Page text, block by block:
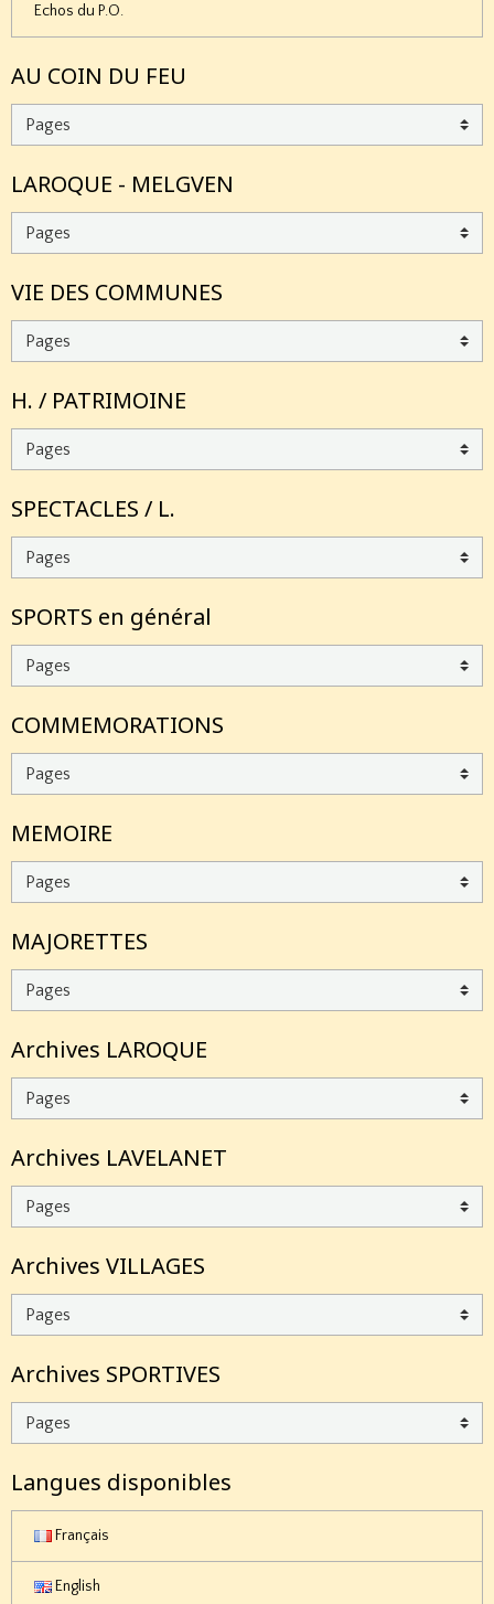
Echos du P.O.
AU COIN DU FEU
LAROQUE - MELGVEN
VIE DES COMMUNES
H. / PATRIMOINE
SPECTACLES / L.
SPORTS en général
COMMEMORATIONS
MEMOIRE
MAJORETTES
Archives LAROQUE
Archives LAVELANET
Archives VILLAGES
Archives SPORTIVES
Langues disponibles
Français
English